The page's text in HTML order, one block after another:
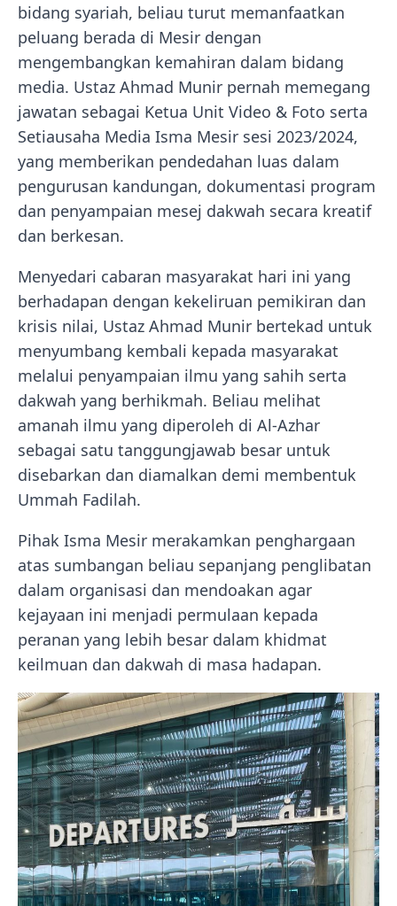
bidang syariah, beliau turut memanfaatkan
peluang berada di Mesir dengan
mengembangkan kemahiran dalam bidang
media. Ustaz Ahmad Munir pernah memegang
jawatan sebagai Ketua Unit Video & Foto serta
Setiausaha Media Isma Mesir sesi 2023/2024,
yang memberikan pendedahan luas dalam
pengurusan kandungan, dokumentasi program
dan penyampaian mesej dakwah secara kreatif
dan berkesan.
Menyedari cabaran masyarakat hari ini yang
berhadapan dengan kekeliruan pemikiran dan
krisis nilai, Ustaz Ahmad Munir bertekad untuk
menyumbang kembali kepada masyarakat
melalui penyampaian ilmu yang sahih serta
dakwah yang berhikmah. Beliau melihat
amanah ilmu yang diperoleh di Al-Azhar
sebagai satu tanggungjawab besar untuk
disebarkan dan diamalkan demi membentuk
Ummah Fadilah.
Pihak Isma Mesir merakamkan penghargaan
atas sumbangan beliau sepanjang penglibatan
dalam organisasi dan mendoakan agar
kejayaan ini menjadi permulaan kepada
peranan yang lebih besar dalam khidmat
keilmuan dan dakwah di masa hadapan.